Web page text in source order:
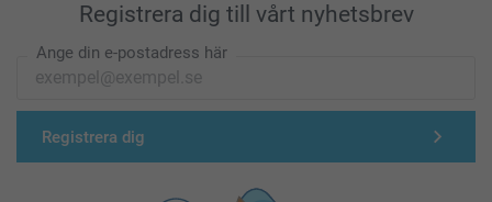
Registrera dig till vårt nyhetsbrev
Ange din e-postadress här
Registrera dig